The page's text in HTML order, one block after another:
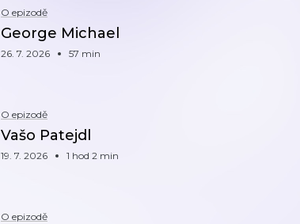
O epizodě
George Michael
26. 7. 2026 57 min
O epizodě
Vašo Patejdl
19. 7. 2026 1 hod 2 min
O epizodě